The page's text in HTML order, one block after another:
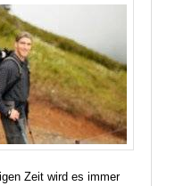
Zeit wird es immer